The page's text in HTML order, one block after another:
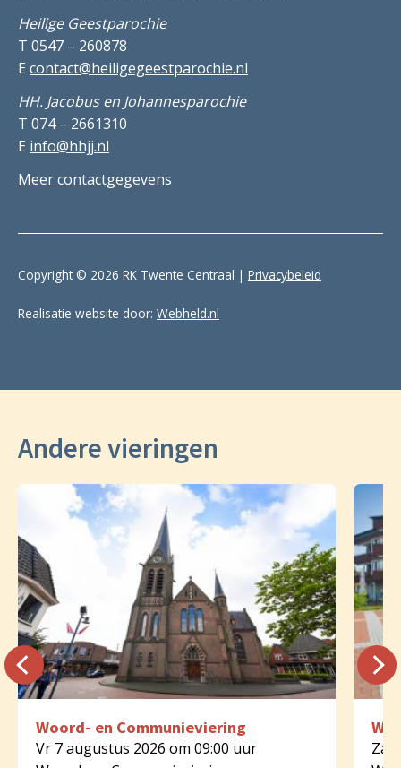
Heilige Geestparochie
T 0547 – 260878
E contact@heiligegeestparochie.nl
HH. Jacobus en Johannesparochie
T 074 – 2661310
E info@hhjj.nl
Meer contactgegevens
Copyright © 2026 RK Twente Centraal | Privacybeleid
Realisatie website door: Webheld.nl
Andere vieringen
Woord- en Communieviering
Vr 7 augustus 2026 om 09:00 uur
Za